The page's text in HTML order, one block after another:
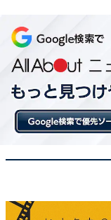
「にごり湯の宿